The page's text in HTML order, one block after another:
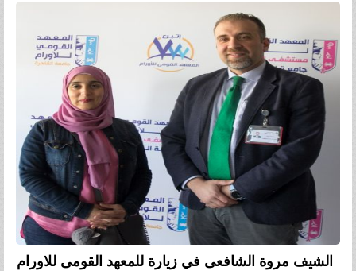
الشيف مروة الشافعى في زيارة للمعهد القومى للاورام